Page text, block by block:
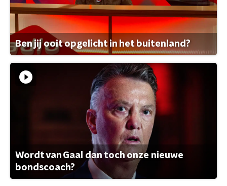
Ben jij ooit opgelicht in het buitenland?
Wordt van Gaal dan toch onze nieuwe
bondscoach?